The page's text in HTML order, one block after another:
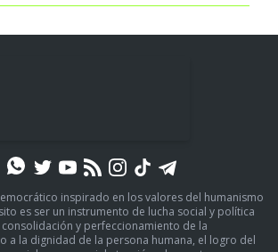
inspirado en los valores del humanismo
es ser un instrumento de lucha social y política
y perfeccionamiento de la
a la dignidad de la persona humana, el logro del